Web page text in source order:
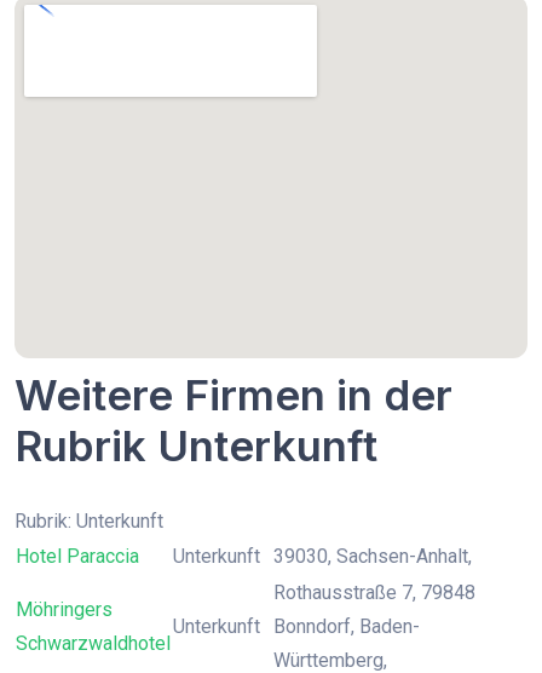
Weitere Firmen in der
Rubrik Unterkunft
Rubrik: Unterkunft
Hotel Paraccia
Unterkunft 39030, Sachsen-Anhalt,
Möhringers
Schwarzwaldhotel
Unterkunft
Rothausstraße 7, 79848
Bonndorf, Baden-
Württemberg,